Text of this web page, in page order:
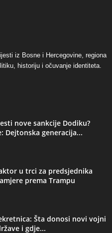
iz Bosne i Hercegovine, regiona
historiju i očuvanje identiteta.
nove sankcije Dodiku?
Dejtonska generacija...
u trci za predsjednika
prema Trampu
Šta donosi novi vojni
i gdje...